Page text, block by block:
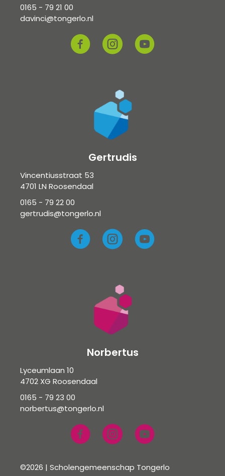
0165 - 79 21 00
davinci@tongerlo.nl
Gertrudis
Vincentiusstraat 53
4701 LN Roosendaal
0165 - 79 22 00
gertrudis@tongerlo.nl
Norbertus
Lyceumlaan 10
4702 XG Roosendaal
0165 - 79 23 00
norbertus@tongerlo.nl
©2026 | Scholengemeenschap Tongerlo